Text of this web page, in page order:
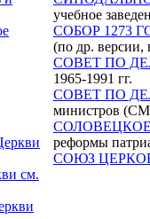
см.
учебное
СОБОР 1273
(по др. версии,
СОВЕТ ПО
1965-1991 гг.
СОВЕТ ПО
министров
реформы
СОЮЗ